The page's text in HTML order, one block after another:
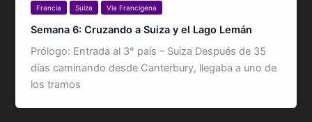
Francia Suiza Via Francigena
Semana 6: Cruzando a Suiza y el Lago Lemán
Prólogo: Entrada al 3° país – Suiza Después de 35
días caminando desde Canterbury, llegaba a uno de
los tramos